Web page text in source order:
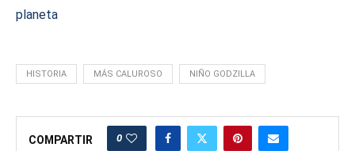
planeta
HISTORIA MÁS CALUROSO NIÑO GODZILLA
COMPARTIR 0